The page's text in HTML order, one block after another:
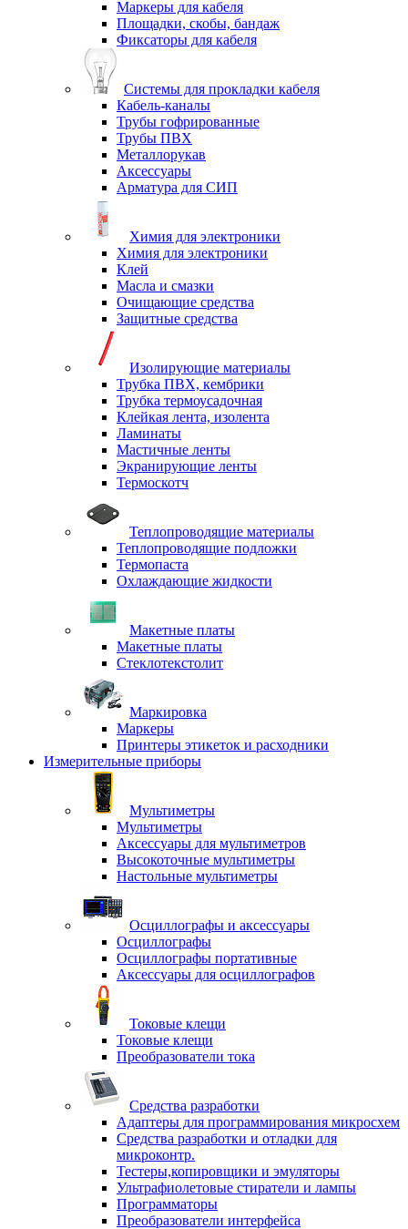
Маркеры для кабеля
Площадки, скобы, бандаж
Фиксаторы для кабеля
Системы для прокладки кабеля
Кабель-каналы
Трубы гофрированные
Трубы ПВХ
Металлорукав
Аксессуары
Арматура для СИП
Химия для электроники
Химия для электроники
Клей
Масла и смазки
Очищающие средства
Защитные средства
Изолирующие материалы
Трубка ПВХ, кембрики
Трубка термоусадочная
Клейкая лента, изолента
Ламинаты
Мастичные ленты
Экранирующие ленты
Термоскотч
Теплопроводящие материалы
Теплопроводящие подложки
Термопаста
Охлаждающие жидкости
Макетные платы
Макетные платы
Стеклотекстолит
Маркировка
Маркеры
Принтеры этикеток и расходники
Измерительные приборы
Мультиметры
Мультиметры
Аксессуары для мультиметров
Высокоточные мультиметры
Настольные мультиметры
Осциллографы и аксессуары
Осциллографы
Осциллографы портативные
Аксессуары для осциллографов
Токовые клещи
Токовые клещи
Преобразователи тока
Средства разработки
Адаптеры для программирования микросхем
Средства разработки и отладки для
микроконтр.
Тестеры,копировщики и эмуляторы
Ультрафиолетовые стиратели и лампы
Программаторы
Преобразователи интерфейса